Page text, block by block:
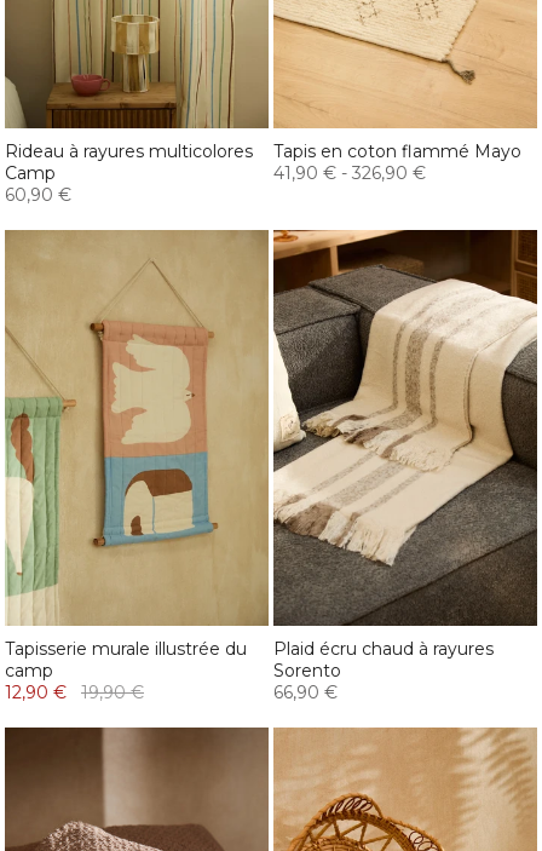
Rideau à rayures multicolores
Camp
60,90 €
Tapis en coton flammé Mayo
41,90 € - 326,90 €
Tapisserie murale illustrée du
camp
12,90 €
19,90 €
Plaid écru chaud à rayures
Sorento
66,90 €